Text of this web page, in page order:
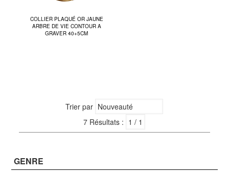
COLLIER PLAQUÉ OR JAUNE
ARBRE DE VIE CONTOUR A
GRAVER 40+5CM
Trier par
7 Résultats :
GENRE